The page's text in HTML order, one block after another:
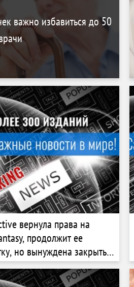
важно избавиться до 50
вернула права на
продолжит ее
но вынуждена закрыть